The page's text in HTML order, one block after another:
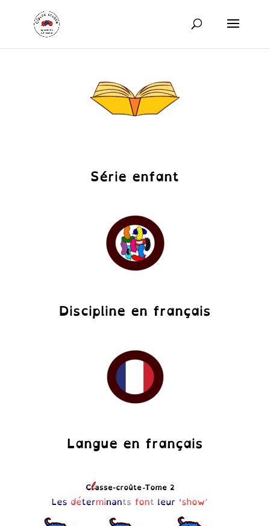
Série enfant
Discipline en français
Langue en français